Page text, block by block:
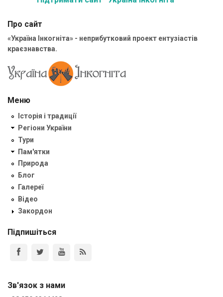
Про сайт
«Україна Інкогніта» - неприбутковий проект ентузіастів
краєзнавства.
Меню
Історія і традиції
Регіони України
Тури
Пам'ятки
Природа
Блог
Галереї
Відео
Закордон
Підпишіться
Зв'язок з нами